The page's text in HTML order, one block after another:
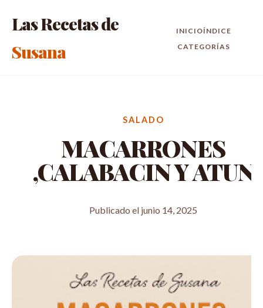
Las Recetas de
Susana
INICIOÍNDICE
CATEGORÍAS
SALADO
MACARRONES
,CALABACIN Y ATUN
Publicado el junio 14, 2025